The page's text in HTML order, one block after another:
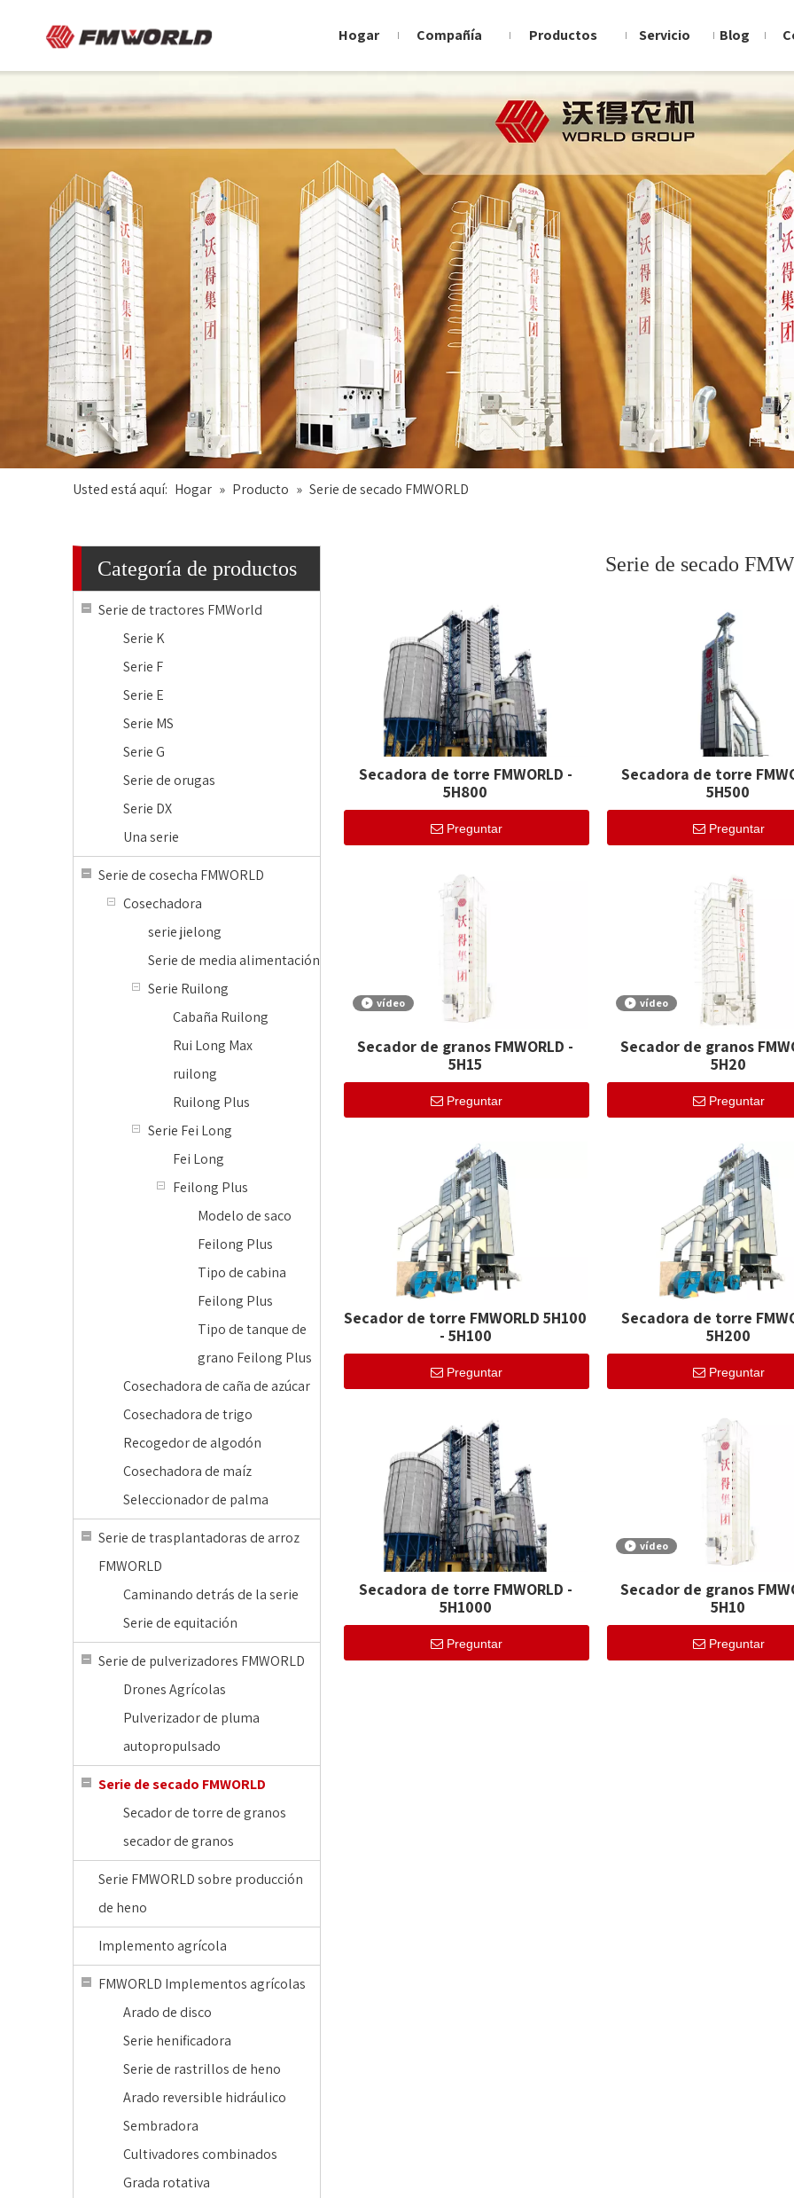
Hogar Compañía Productos Servicio Blog
Usted está aquí: Hogar » Producto » Serie de secado FMWORLD
Categoría de productos
Serie de tractores FMWorld
Serie K
Serie F
Serie E
Serie MS
Serie G
Serie de orugas
Serie DX
Una serie
Serie de cosecha FMWORLD
Cosechadora
serie jielong
Serie de media alimentación
Serie Ruilong
Cabaña Ruilong
Rui Long Max
ruilong
Ruilong Plus
Serie Fei Long
Fei Long
Feilong Plus
Modelo de saco
Feilong Plus
Tipo de cabina
Feilong Plus
Tipo de tanque de
grano Feilong Plus
Cosechadora de caña de azúcar
Cosechadora de trigo
Recogedor de algodón
Cosechadora de maíz
Seleccionador de palma
Serie de trasplantadoras de arroz
FMWORLD
Caminando detrás de la serie
Serie de equitación
Serie de pulverizadores FMWORLD
Drones Agrícolas
Pulverizador de pluma
autopropulsado
Serie de secado FMWORLD
Secador de torre de granos
secador de granos
Serie FMWORLD sobre producción
de heno
Implemento agrícola
FMWORLD Implementos agrícolas
Arado de disco
Serie henificadora
Serie de rastrillos de heno
Arado reversible hidráulico
Sembradora
Cultivadores combinados
Grada rotativa
Serie de secado
Secadora de torre FMWORLD -
5H800
Preguntar
Secadora de torre
5H500
Preguntar
vídeo
Secador de granos FMWORLD -
5H15
Preguntar
vídeo
Secador de granos
5H20
Preguntar
Secador de torre FMWORLD 5H100
- 5H100
Preguntar
Secadora de torre
5H200
Preguntar
Secadora de torre FMWORLD -
5H1000
Preguntar
vídeo
Secador de granos
5H10
Preguntar